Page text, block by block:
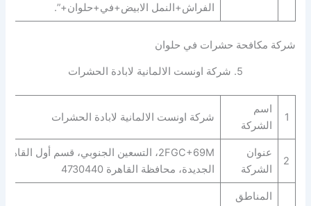
الفراش+النمل الابيض+في+حلوان+”.
شركة مكافحة حشرات في حلوان
5. شركة اونست الالمانية لابادة الحشرات
1
اسم
الشركة
شركة اونست الالمانية لابادة الحشرات
2
عنوان
الشركة
2FGC+69M، التسعين الجنوبي، قسم أول القاهرة
الجديدة، محافظة القاهرة‬ 4730440
المناطق